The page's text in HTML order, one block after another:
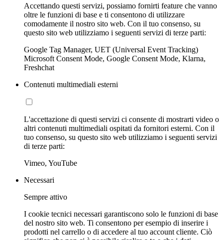
Accettando questi servizi, possiamo fornirti feature che vanno
oltre le funzioni di base e ti consentono di utilizzare
comodamente il nostro sito web. Con il tuo consenso, su
questo sito web utilizziamo i seguenti servizi di terze parti:
Google Tag Manager, UET (Universal Event Tracking)
Microsoft Consent Mode, Google Consent Mode, Klarna,
Freshchat
Contenuti multimediali esterni
L'accettazione di questi servizi ci consente di mostrarti video o
altri contenuti multimediali ospitati da fornitori esterni. Con il
tuo consenso, su questo sito web utilizziamo i seguenti servizi
di terze parti:
Vimeo, YouTube
Necessari
Sempre attivo
I cookie tecnici necessari garantiscono solo le funzioni di base
del nostro sito web. Ti consentono per esempio di inserire i
prodotti nel carrello o di accedere al tuo account cliente. Ciò